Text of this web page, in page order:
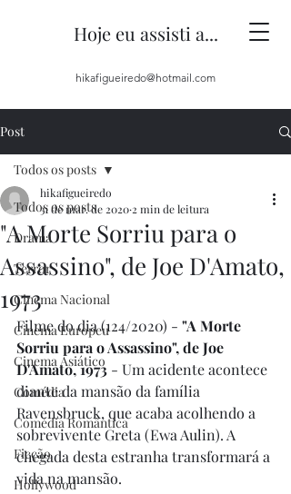
Hoje eu assisti a...
hikafigueiredo@hotmail.com
Post
Todos os posts
Drama
Terror
Cinema Nacional
Cinema Europeu
Cinema Asiático
Comédia
Comédia Romântica
Ficção
Hollywood
Todos os posts
"A Morte Sorriu para o
Assassino", de Joe D'Amato,
1973
hikafigueiredo
31 de mar. de 2020 2 min de leitura
Filme do dia (124/2020) - "A Morte
Sorriu para o Assassino", de Joe
D'Amato, 1973 - Um acidente acontece
diante da mansão da família
Ravensbruck, que acaba acolhendo a
sobrevivente Greta (Ewa Aulin). A
chegada desta estranha transformará a
vida na mansão.